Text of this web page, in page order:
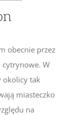
obecnie przez
cytrynowe. W
okolicy tak
miasteczko
na